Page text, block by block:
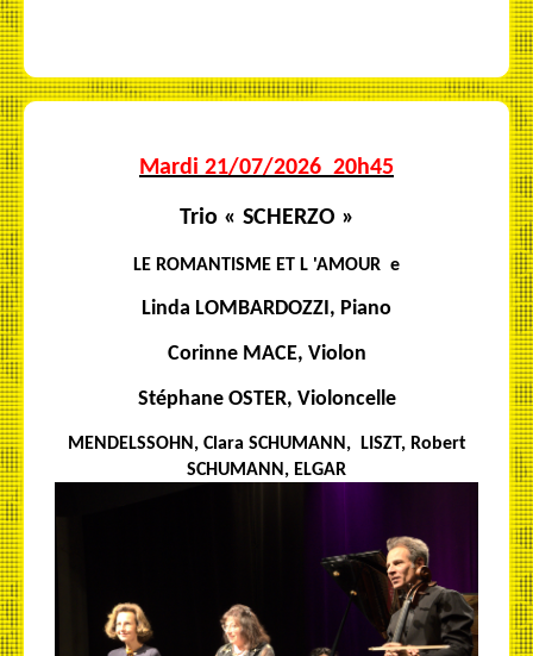
Mardi 21/07/2026 20h45
Trio « SCHERZO »
LE ROMANTISME ET L 'AMOUR e
Linda LOMBARDOZZI, Piano
Corinne MACE, Violon
Stéphane OSTER, Violoncelle
MENDELSSOHN, Clara SCHUMANN, LISZT, Robert
SCHUMANN, ELGAR